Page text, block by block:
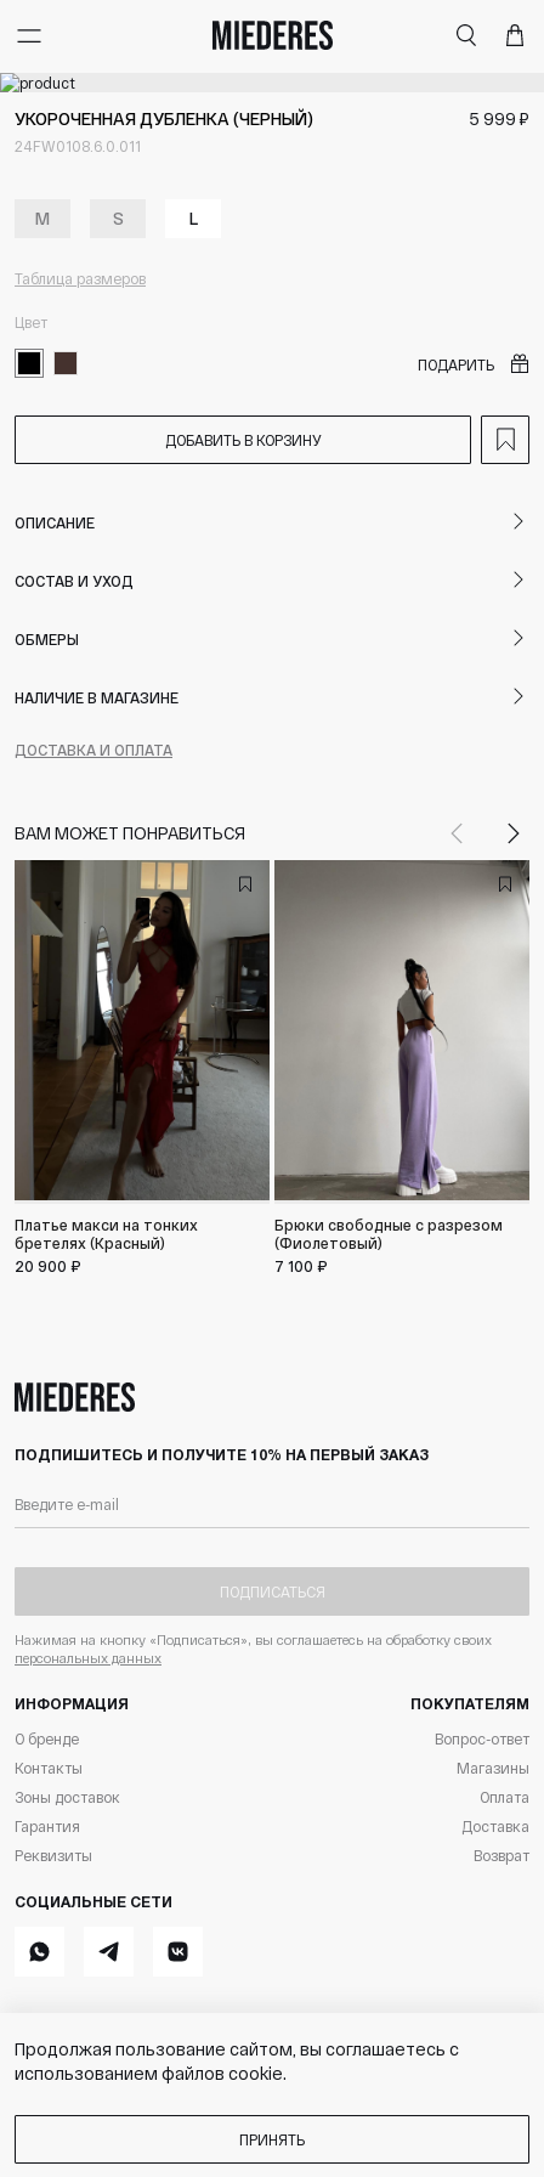
Меню Поиск
УКОРОЧЕННАЯ ДУБЛЕНКА (ЧЕРНЫЙ)
24FW0108.6.0.011
5 999 ₽
M S L
Таблица размеров
Цвет
ПОДАРИТЬ
ДОБАВИТЬ В КОРЗИНУ
ОПИСАНИЕ
СОСТАВ И УХОД
ОБМЕРЫ
НАЛИЧИЕ В МАГАЗИНЕ
ДОСТАВКА И ОПЛАТА
ВАМ МОЖЕТ ПОНРАВИТЬСЯ Назад
Платье макси на тонких
бретелях (Красный)
20 900 ₽
Брюки свободные с разрезом
(Фиолетовый)
7 100 ₽
ПОДПИШИТЕСЬ И ПОЛУЧИТЕ 10% НА ПЕРВЫЙ ЗАКАЗ
ПОДПИСАТЬСЯ
Нажимая на кнопку «Подписаться», вы соглашаетесь на обработку своих
персональных данных
ИНФОРМАЦИЯ
О бренде
Контакты
Зоны доставок
Гарантия
Реквизиты
ПОКУПАТЕЛЯМ
Вопрос-ответ
Магазины
Оплата
Доставка
Возврат
СОЦИАЛЬНЫЕ СЕТИ
WhatsappTelegram ВКонтакте
ИП Симунов М.С. ОГРН
Политика конфиденциальности
Разработка магазина
Stik
Продолжая пользование сайтом, вы соглашаетесь с
использованием файлов cookie.
ПРИНЯТЬ